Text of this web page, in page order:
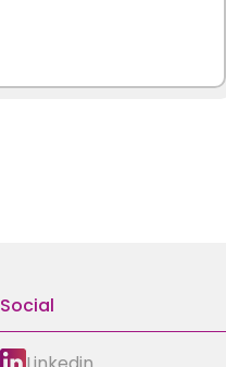
Social